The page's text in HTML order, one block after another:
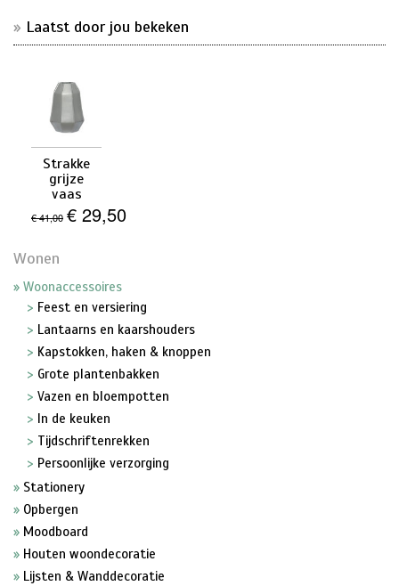
Laatst door jou bekeken
Strakke
grijze
vaas
€ 41,00 € 29,50
Wonen
Woonaccessoires
Feest en versiering
Lantaarns en kaarshouders
Kapstokken, haken & knoppen
Grote plantenbakken
Vazen en bloempotten
In de keuken
Tijdschriftenrekken
Persoonlijke verzorging
Stationery
Opbergen
Moodboard
Houten woondecoratie
Lijsten & Wanddecoratie